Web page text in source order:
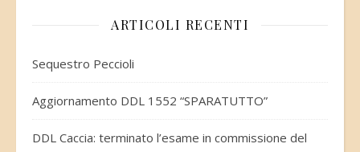
ARTICOLI RECENTI
Sequestro Peccioli
Aggiornamento DDL 1552 “SPARATUTTO”
DDL Caccia: terminato l’esame in commissione del